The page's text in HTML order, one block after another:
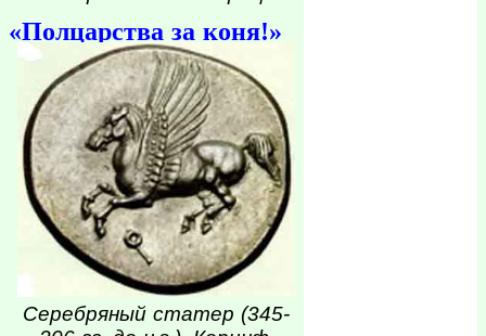
«Полцарства за коня!»
Серебряный статер (345-